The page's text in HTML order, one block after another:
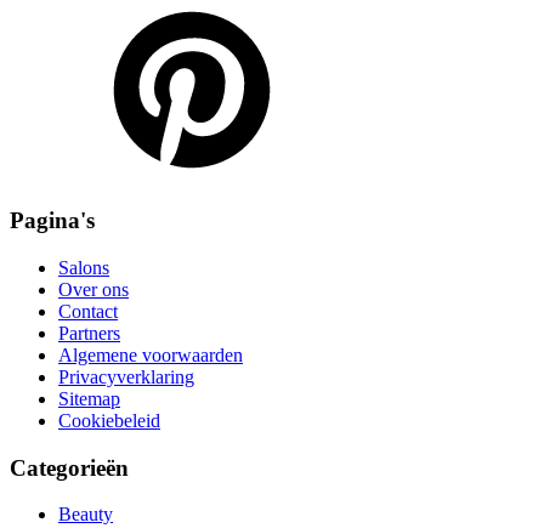
Pagina's
Salons
Over ons
Contact
Partners
Algemene voorwaarden
Privacyverklaring
Sitemap
Cookiebeleid
Categorieën
Beauty